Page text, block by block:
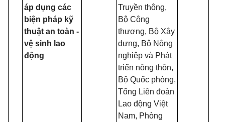
áp dụng các
biện pháp kỹ
thuật an toàn -
vệ sinh lao
động
Truyền thông,
Bộ Công
thương, Bộ Xây
dựng, Bộ Nông
nghiệp và Phát
triển nông thôn,
Bộ Quốc phòng,
Tổng Liên đoàn
Lao động Việt
Nam, Phòng